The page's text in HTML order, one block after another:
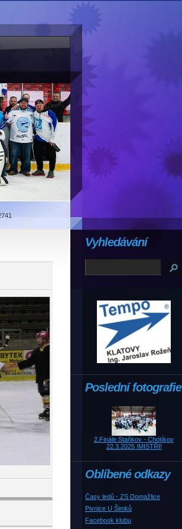
Poslední fotografie
2.Finále Staňkov - Chotíkov
22.3.2025 !MISTŘI!
Oblíbené odkazy
Časy ledů - ZS Domažlice
Pivnice U Šimků
Facebook klubu
Vyhledávání